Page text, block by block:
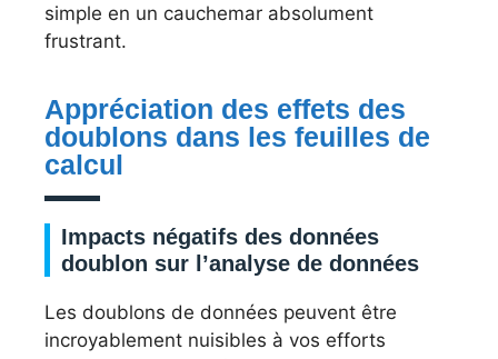
simple en un cauchemar absolument
frustrant.
Appréciation des effets des
doublons dans les feuilles de
calcul
Impacts négatifs des données
doublon sur l’analyse de données
Les doublons de données peuvent être
incroyablement nuisibles à vos efforts